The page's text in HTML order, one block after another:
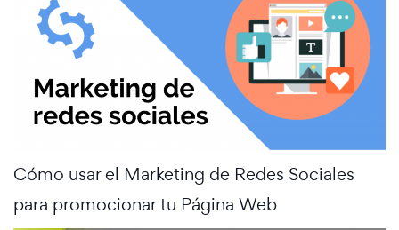
Cómo usar el Marketing de Redes Sociales
para promocionar tu Página Web